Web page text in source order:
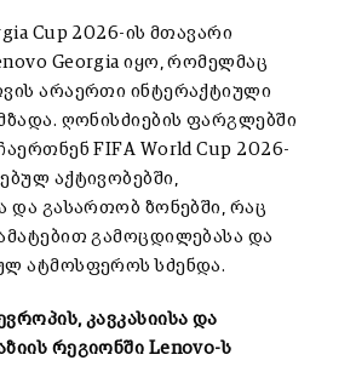
Cup 2026-ის მთავარი
Georgia იყო, რომელმაც
არაერთი ინტერაქტიული
ღონისძიების ფარგლებში
FIFA World Cup 2026-
აქტივობებში,
და გასართობ ზონებში, რაც
გამოცდილებასა და
ატმოსფეროს სძენდა.
კავკასიისა და
რეგიონში Lenovo-ს